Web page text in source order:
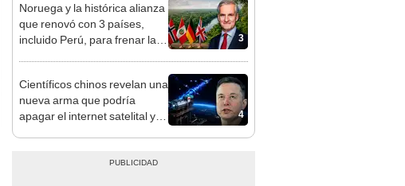
3
Noruega y la histórica alianza
que renovó con 3 países,
incluido Perú, para frenar la
4
Científicos chinos revelan una
nueva arma que podría
apagar el internet satelital y